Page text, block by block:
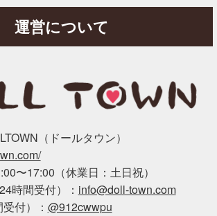
運営について
（ドールタウン）
〜17:00（休業日：土日祝）
時間受付）： info@doll-town.com
付）： @912cwwpu